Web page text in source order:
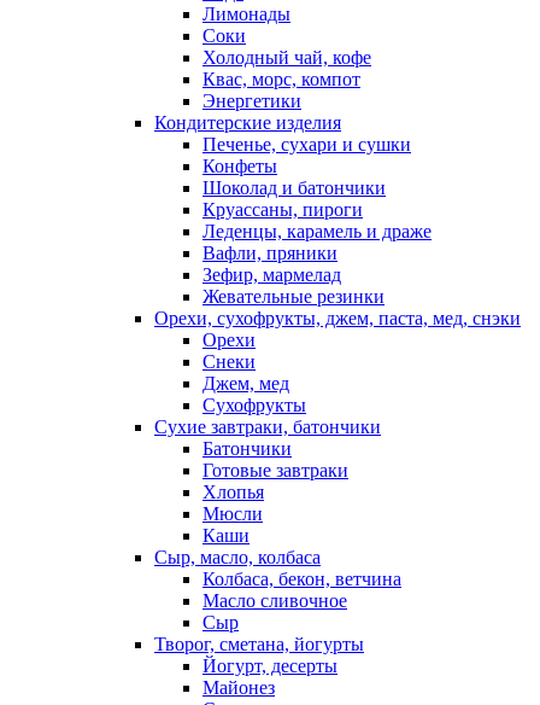
Лимонады
Соки
Холодный чай, кофе
Квас, морс, компот
Энергетики
Кондитерские изделия
Печенье, сухари и сушки
Конфеты
Шоколад и батончики
Круассаны, пироги
Леденцы, карамель и драже
Вафли, пряники
Зефир, мармелад
Жевательные резинки
Орехи, сухофрукты, джем, паста, мед, снэки
Орехи
Снеки
Джем, мед
Сухофрукты
Сухие завтраки, батончики
Батончики
Готовые завтраки
Хлопья
Мюсли
Каши
Сыр, масло, колбаса
Колбаса, бекон, ветчина
Масло сливочное
Сыр
Творог, сметана, йогурты
Йогурт, десерты
Майонез